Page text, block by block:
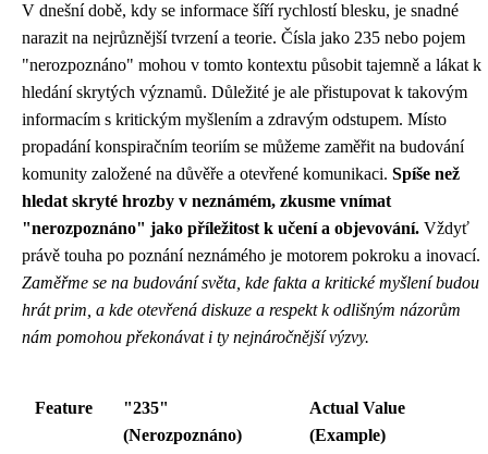
V dnešní době, kdy se informace šíří rychlostí blesku, je snadné
narazit na nejrůznější tvrzení a teorie. Čísla jako 235 nebo pojem
"nerozpoznáno" mohou v tomto kontextu působit tajemně a lákat k
hledání skrytých významů. Důležité je ale přistupovat k takovým
informacím s kritickým myšlením a zdravým odstupem. Místo
propadání konspiračním teoriím se můžeme zaměřit na budování
komunity založené na důvěře a otevřené komunikaci. Spíše než
hledat skryté hrozby v neznámém, zkusme vnímat
"nerozpoznáno" jako příležitost k učení a objevování. Vždyť
právě touha po poznání neznámého je motorem pokroku a inovací.
Zaměřme se na budování světa, kde fakta a kritické myšlení budou
hrát prim, a kde otevřená diskuze a respekt k odlišným názorům
nám pomohou překonávat i ty nejnáročnější výzvy.
Feature
"235"
(Nerozpoznáno)
Actual Value
(Example)